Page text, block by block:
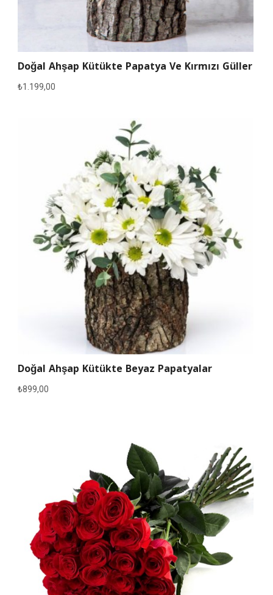
Doğal Ahşap Kütükte Papatya Ve Kırmızı Güller
₺1.199,00
Doğal Ahşap Kütükte Beyaz Papatyalar
₺899,00